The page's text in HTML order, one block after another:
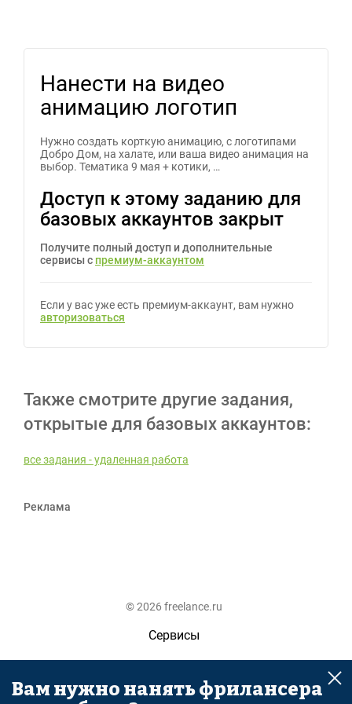
Нанести на видео
анимацию логотип
Нужно создать корткую анимацию, с логотипами
Добро Дом, на халате, или ваша видео анимация на
выбор. Тематика 9 мая + котики, …
Доступ к этому заданию для
базовых аккаунтов закрыт
Получите полный доступ и дополнительные
сервисы с премиум-аккаунтом
Если у вас уже есть премиум-аккаунт, вам нужно
авторизоваться
Также смотрите другие задания,
открытые для базовых аккаунтов:
все задания - удаленная работа
Реклама
© 2026 freelance.ru
Сервисы
Помощь
Поиск
Вам нужно нанять фрилансера